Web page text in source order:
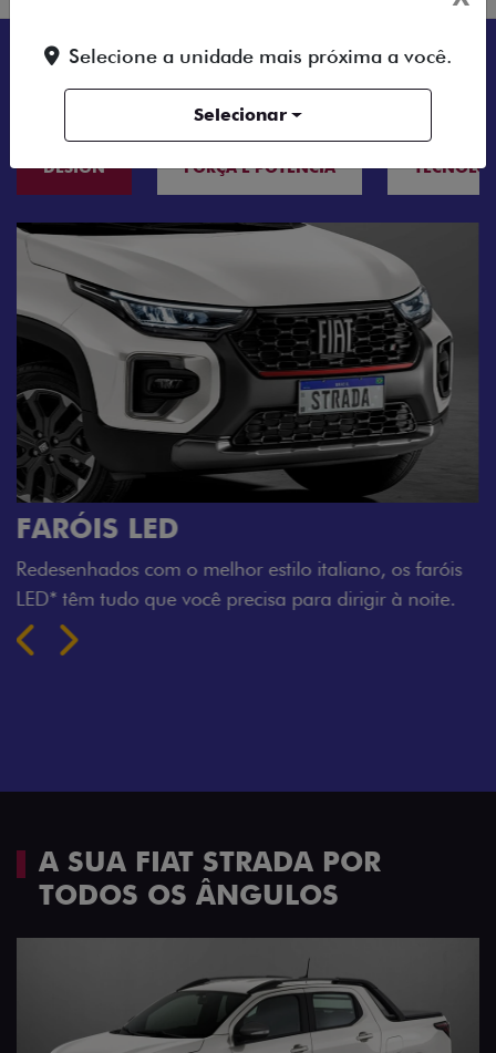
TUDO SOBRE A FIAT STRADA
DESIGN FORÇA E POTÊNCIA
O VERDADEIRO 5 LUGARES E 4
PORTAS
Todo mundo pode viajar confortável na Fiat Strada,
que conta com cabine dupla de 5 lugares e 4 portas.
A SUA FIAT STRADA POR
TODOS OS ÂNGULOS
Selecione a unidade mais próxima a você.
Selecionar